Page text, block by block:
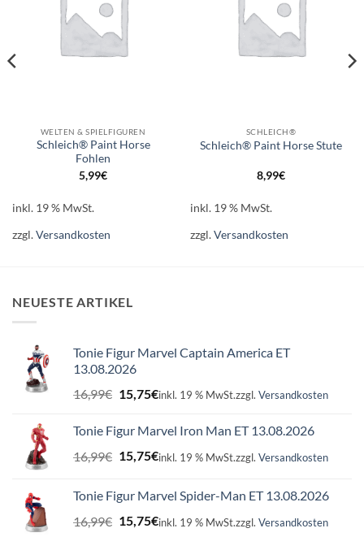
WELTEN & SPIELFIGUREN
Schleich® Paint Horse
Fohlen
5,99€
inkl. 19 % MwSt.
zzgl.Versandkosten
SCHLEICH®
Schleich® Paint Horse Stute
8,99€
inkl. 19 % MwSt.
zzgl.Versandkosten
NEUESTE ARTIKEL
Tonie Figur Marvel Captain America ET
13.08.2026
16,99€ Ursprünglicher
Preis
16,99€
15,75€Aktueller
15,75€.
inkl. 19 % MwSt.zzgl. Versandkosten
Tonie Figur Marvel Iron Man ET 13.08.2026
16,99€ Ursprünglicher
16,99€
15,75€Aktueller
15,75€.
inkl. 19 % MwSt.zzgl. Versandkosten
Tonie Figur Marvel Spider-Man ET 13.08.2026
16,99€ Ursprünglicher
15,75€Aktueller
inkl. 19 % MwSt.zzgl. Versandkosten